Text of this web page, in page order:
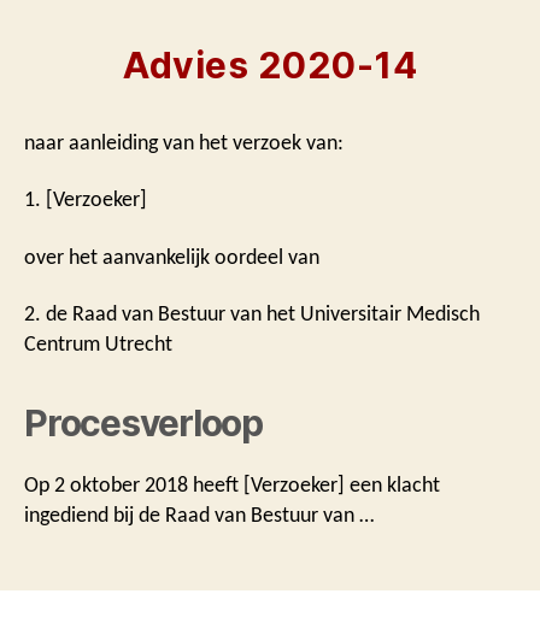
Advies 2020-14
naar aanleiding van het verzoek van:
1. [Verzoeker]
over het aanvankelijk oordeel van
2. de Raad van Bestuur van het Universitair Medisch
Centrum Utrecht
Procesverloop
Op 2 oktober 2018 heeft [Verzoeker] een klacht
ingediend bij de Raad van Bestuur van …